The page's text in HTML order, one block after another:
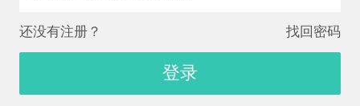
还没有注册？ 找回密码
登录